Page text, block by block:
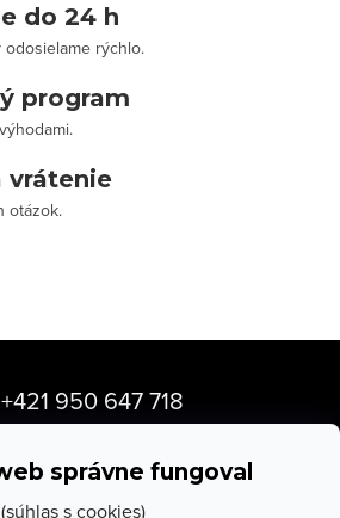
správne fungoval
(súhlas s cookies)
do 24 h
rýchlo.
program
vrátenie
otázok.
+421 950 647 718